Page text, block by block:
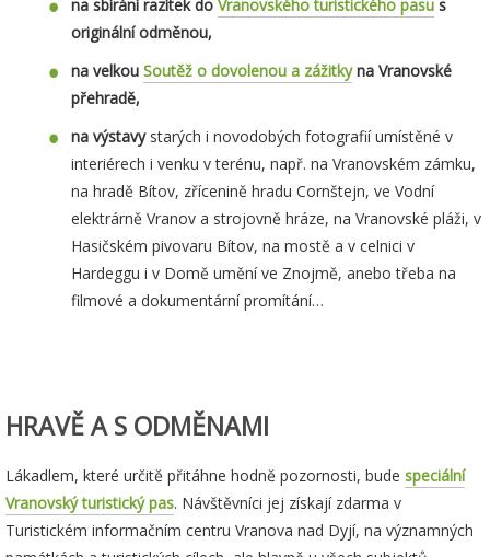
na sbírání razítek do Vranovského turistického pasu s
originální odměnou,
na velkou Soutěž o dovolenou a zážitkyna Vranovské
přehradě,
na výstavystarých i novodobých fotografií umístěné v
interiérech i venku v terénu, např. na Vranovském zámku,
na hradě Bítov, zřícenině hradu Cornštejn, ve Vodní
elektrárně Vranov a strojovně hráze, na Vranovské pláži, v
Hasičském pivovaru Bítov, na mostě a v celnici v
Hardeggu i v Domě umění ve Znojmě, anebo třeba na
filmové a dokumentární promítání…
HRAVĚ A S ODMĚNAMI
Lákadlem, které určitě přitáhne hodně pozornosti, bude speciální
Vranovský turistický pas. Návštěvníci jej získají zdarma v
Turistickém informačním centru Vranova nad Dyjí, na významných